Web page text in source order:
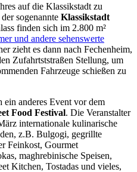
auf die Klassikstadt zu
sogenannte Klassikstadt
finden sich im 2.800 m²
und andere sehenswerte
zieht es dann nach Fechenheim,
Zufahrtststraßen Stellung, um
Fahrzeuge schießen zu
ein anderes Event vor dem
Food Festival. Die Veranstalter
internationale kulinarische
z.B. Bulgogi, gegrillte
Feinkost, Gourmet
maghrebinische Speisen,
Kitchen, Tostadas und vieles,